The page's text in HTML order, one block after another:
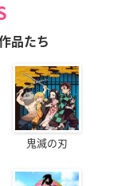
品たち
鬼滅の刃